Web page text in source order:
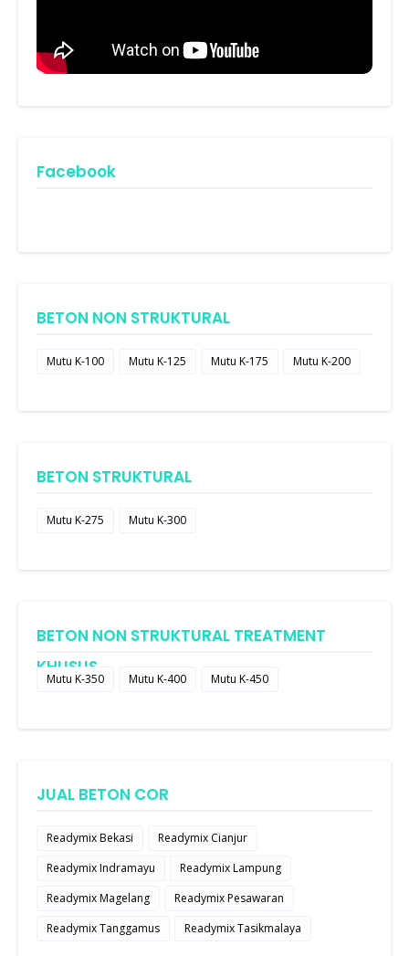
Facebook
BETON NON STRUKTURAL
Mutu K-100 Mutu K-125 Mutu K-175 Mutu K-200
BETON STRUKTURAL
Mutu K-275 Mutu K-300
BETON NON STRUKTURAL TREATMENT
KHUSUS
Mutu K-350 Mutu K-400 Mutu K-450
JUAL BETON COR
Readymix Bekasi
Readymix Cianjur
Readymix Indramayu
Readymix Lampung
Readymix Magelang
Readymix Pesawaran
Readymix Tanggamus
Readymix Tasikmalaya